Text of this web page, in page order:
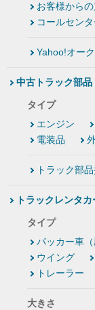
お客様から
コールセンタ
Yahoo!オー
中古トラック部品
タイプ
エンジン
電装品
トラック部
トラックレンタカ
タイプ
パッカー車（
ウイング
トレーラー
大きさ